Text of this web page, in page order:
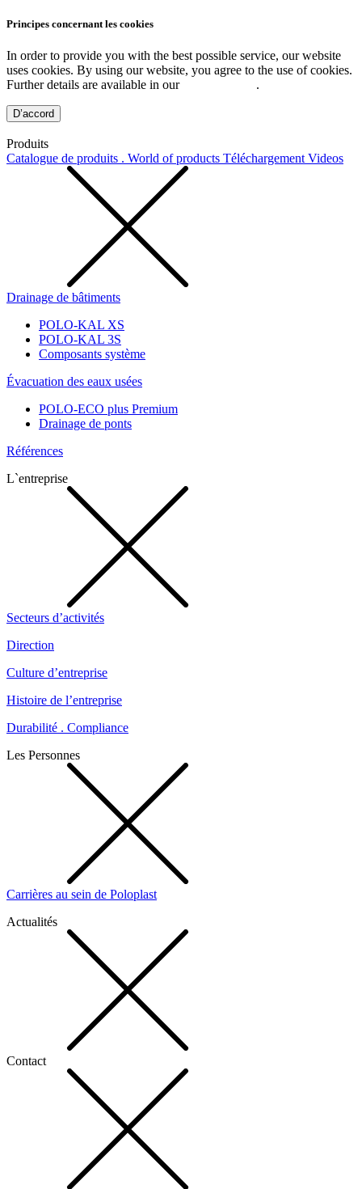
Principes concernant les cookies
In order to provide you with the best possible service, our website
uses cookies. By using our website, you agree to the use of cookies.
Further details are available in our
.
D’accord
Produits
Catalogue de produits . World of products Téléchargement Videos
Drainage de bâtiments
POLO-KAL XS
POLO-KAL 3S
Composants système
Évacuation des eaux usées
POLO-ECO plus Premium
Drainage de ponts
Références
L`entreprise
Secteurs d’activités
Direction
Culture d’entreprise
Histoire de l’entreprise
Durabilité . Compliance
Les Personnes
Carrières au sein de Poloplast
Actualités
Contact